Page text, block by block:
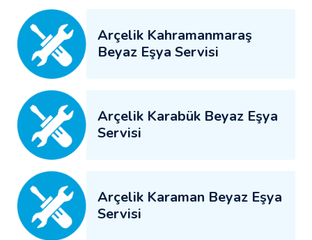
Arçelik Kahramanmaraş
Beyaz Eşya Servisi
Arçelik Karabük Beyaz Eşya
Servisi
Arçelik Karaman Beyaz Eşya
Servisi